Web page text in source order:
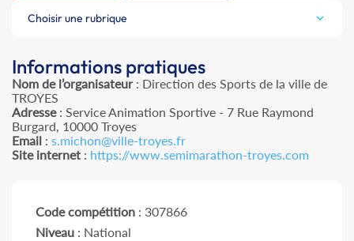
Choisir une rubrique
Informations pratiques
Nom de l’organisateur: Direction des Sports de la ville de
TROYES
Adresse: Service Animation Sportive - 7 Rue Raymond
Burgard, 10000 Troyes
Email : s.michon@ville-troyes.fr
Site internet : https://www.semimarathon-troyes.com
Code compétition : 307866
Niveau : National